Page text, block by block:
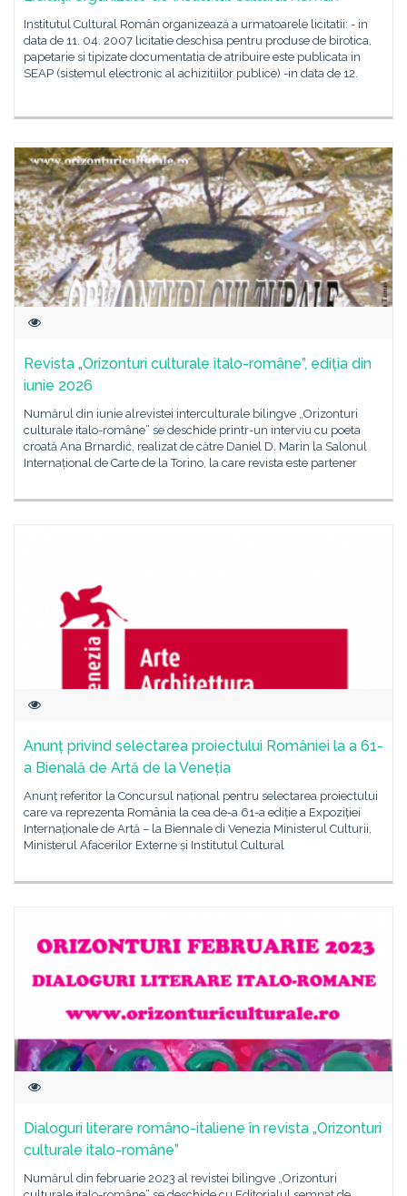
Institutul Cultural Român organizează a urmatoarele licitatii: - in
data de 11. 04. 2007 licitatie deschisa pentru produse de birotica,
papetarie si tipizate documentatia de atribuire este publicata in
SEAP (sistemul electronic al achizitiilor publice) -in data de 12.
Revista „Orizonturi culturale italo-române”, ediția din
iunie 2026
Numărul din iunie alrevistei interculturale bilingve „Orizonturi
culturale italo-române” se deschide printr-un interviu cu poeta
croată Ana Brnardić, realizat de către Daniel D. Marin la Salonul
Internațional de Carte de la Torino, la care revista este partener
Anunț privind selectarea proiectului României la a 61-
a Bienală de Artă de la Veneția
Anunț referitor la Concursul național pentru selectarea proiectului
care va reprezenta România la cea de-a 61-a ediție a Expoziției
Internaționale de Artă – la Biennale di Venezia Ministerul Culturii,
Ministerul Afacerilor Externe și Institutul Cultural
Dialoguri literare româno-italiene în revista „Orizonturi
culturale italo-române”
Numărul din februarie 2023 al revistei bilingve „Orizonturi